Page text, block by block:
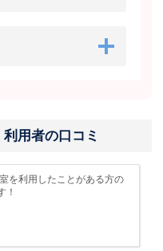
用者の口コミ
を利用したことがある方の
！